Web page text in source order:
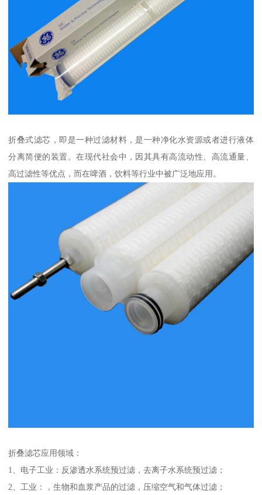
折叠式滤芯，即是一种过滤材料，是一种净化水资源或者进行液体
分离简便的装置。在现代社会中，因其具有高流动性、高流通量、
高过滤性等优点，而在啤酒，饮料等行业中被广泛地应用。
折叠滤芯应用领域：
1、电子工业：反渗透水系统预过滤，去离子水系统预过滤；
2、工业：，生物和血浆产品的过滤，压缩空气和气体过滤；